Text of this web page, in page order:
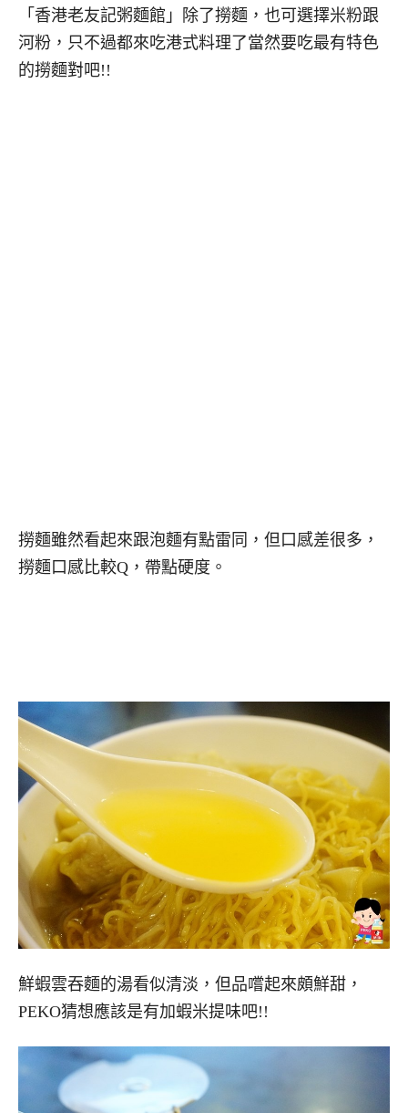
「香港老友記粥麵館」除了撈麵，也可選擇米粉跟
河粉，只不過都來吃港式料理了當然要吃最有特色
的撈麵對吧!!
撈麵雖然看起來跟泡麵有點雷同，但口感差很多，
撈麵口感比較Q，帶點硬度。
鮮蝦雲吞麵的湯看似清淡，但品嚐起來頗鮮甜，
PEKO猜想應該是有加蝦米提味吧!!